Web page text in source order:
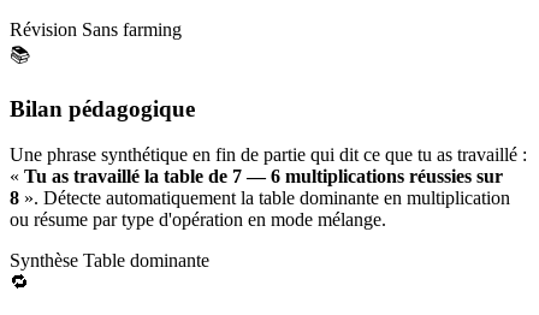
Révision Sans farming
📚
Bilan pédagogique
Une phrase synthétique en fin de partie qui dit ce que tu as travaillé :
« Tu as travaillé la table de 7 — 6 multiplications réussies sur
8 ». Détecte automatiquement la table dominante en multiplication
ou résume par type d'opération en mode mélange.
Synthèse Table dominante
🔁